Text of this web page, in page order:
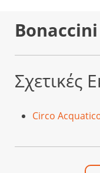
Bonaccini
Σχετικές
Circo